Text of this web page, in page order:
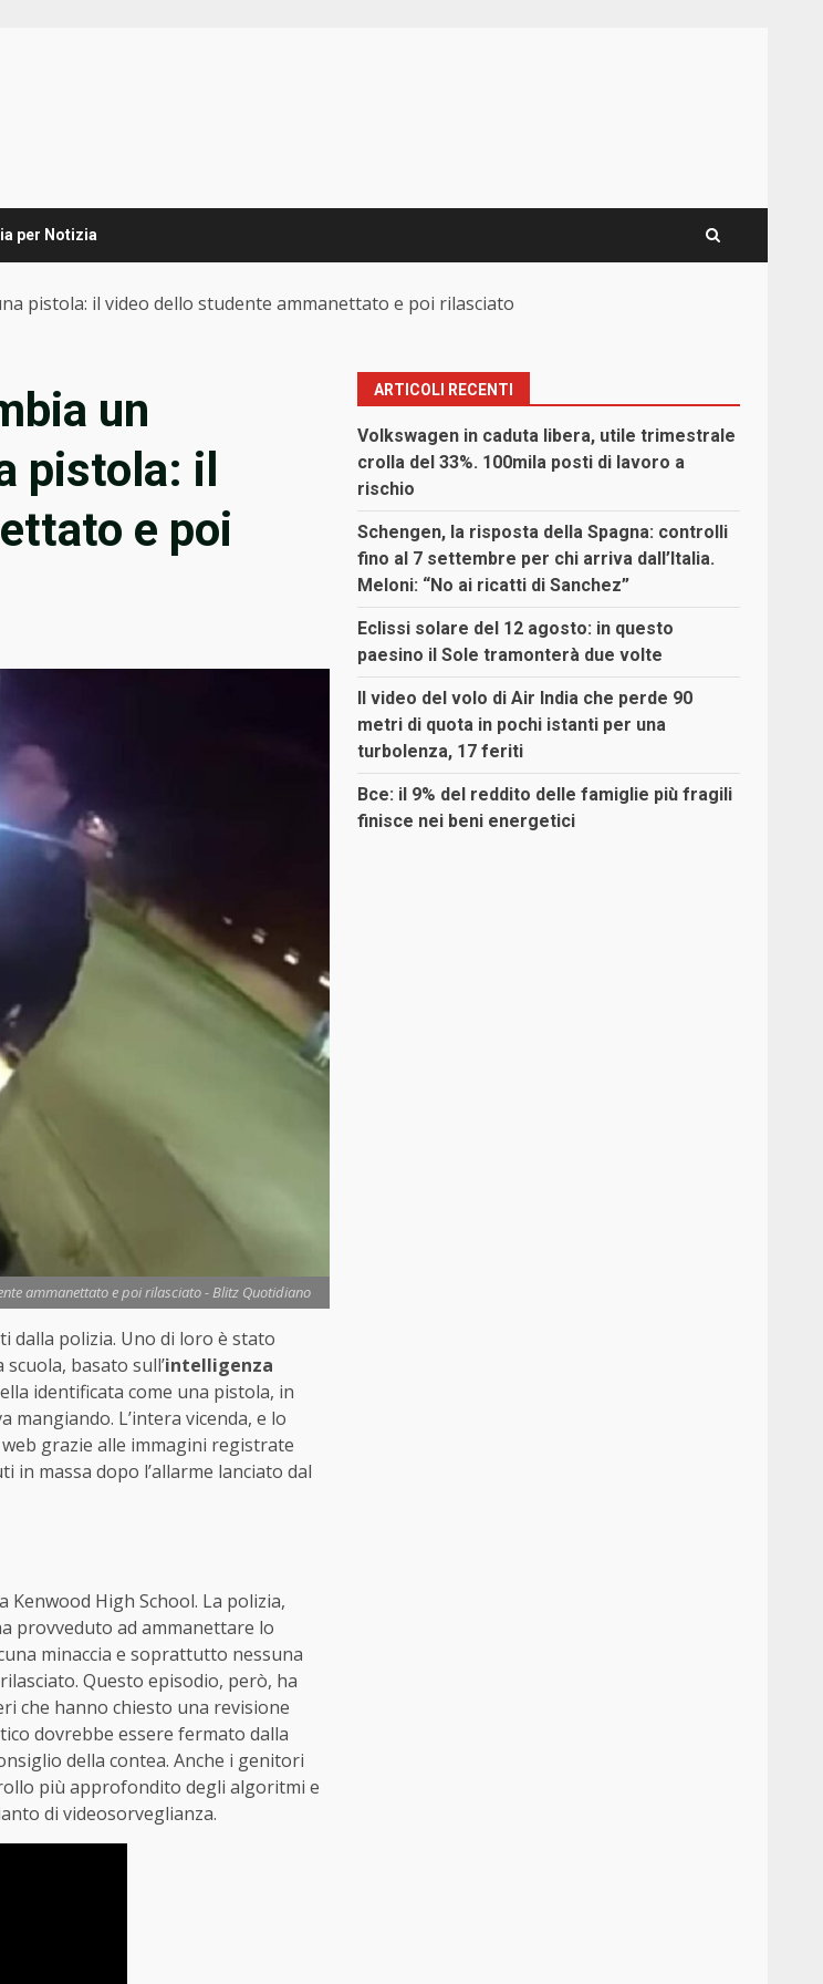
per Notizia
pistola: il video dello studente ammanettato e poi rilasciato
un
pistola: il
e poi
ammanettato e poi rilasciato - Blitz Quotidiano
dalla polizia. Uno di loro è stato
scuola, basato sull’intelligenza
identificata come una pistola, in
mangiando. L’intera vicenda, e lo
grazie alle immagini registrate
in massa dopo l’allarme lanciato dal
Kenwood High School. La polizia,
provveduto ad ammanettare lo
minaccia e soprattutto nessuna
Questo episodio, però, ha
che hanno chiesto una revisione
dovrebbe essere fermato dalla
della contea. Anche i genitori
più approfondito degli algoritmi e
di videosorveglianza.
ARTICOLI RECENTI
Volkswagen in caduta libera, utile trimestrale
crolla del 33%. 100mila posti di lavoro a
rischio
Schengen, la risposta della Spagna: controlli
fino al 7 settembre per chi arriva dall’Italia.
Meloni: “No ai ricatti di Sanchez”
Eclissi solare del 12 agosto: in questo
paesino il Sole tramonterà due volte
Il video del volo di Air India che perde 90
metri di quota in pochi istanti per una
turbolenza, 17 feriti
Bce: il 9% del reddito delle famiglie più fragili
finisce nei beni energetici